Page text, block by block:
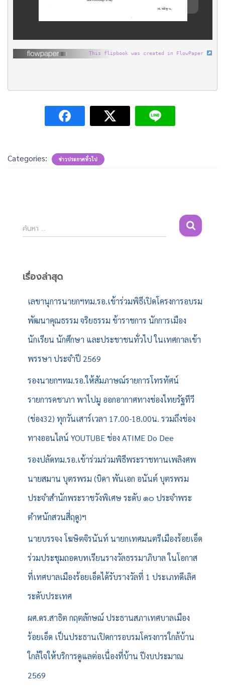
This flipbook was created in FlowPaper
Categories: ข่าวประกาศทั่วไป
ค้
น
สำ
ค้นหา …
เรื่องล่าสุด
เลขานุการนายกฯทม.รอ.เข้าร่วมพิธีเปิดโครงการอบรม
พัฒนาคุณธรรม จริยธรรม ข้าราชการ นักการเมือง
นักเรียน นักศึกษา และประชาชนทั่วไป ในเทศกาลเข้า
พรรษา ประจำปี 2569
รองนายกฯทม.รอ.ให้สัมภาษณ์รายการโทรทัศน์
รายการคชาภา พาไปมู ออกอากาศทางช่องไทยรัฐทีวี
(ช่อง32) ทุกวันเสาร์เวลา 17.00-18.00น. รวมถึงช่อง
ทางออนไลน์ YOUTUBE ช่อง ATIME Do Dee
รองปลัดทม.รอ.เข้าร่วมร่วมพิธีพระราชทานเพลิงศพ
นายสมาน บุตรพรม (บิดา พันเอก อนันต์ บุตรพรม
ประจำสำนักพระราชวังพิเศษ ระดับ ๑๐ ประจำพระ
ตำหนักสวนสี่ฤดู)ฯ
นายบรรจง โฆษิตจิรนันท์ นายกเทศมนตรีเมืองร้อยเอ็ด
ร่วมประชุมถอดบทเรียนรางวัลธรรมาภิบาล ในโอกาส
ที่เทศบาลเมืองร้อยเอ็ดได้รับรางวัลที่ 1 ประเภทดีเลิศ
ระดับประเทศ
ผศ.ดร.สาธิต กฤตลักษณ์ ประธานสภาเทศบาลเมือง
ร้อยเอ็ด เป็นประธานเปิดการอบรมโครงการใกล้บ้าน
ใกล้ใจให้บริการดูแลต่อเนื่องที่บ้าน ปีงบประมาณ
2569